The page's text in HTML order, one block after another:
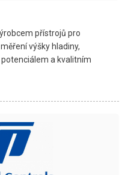
přístrojů pro
výšky hladiny,
a kvalitním